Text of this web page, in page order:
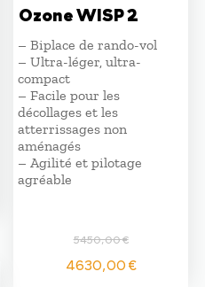
€.
Ozone WISP 2
– Biplace de rando-vol
– Ultra-léger, ultra-
compact
– Facile pour les
décollages et les
atterrissages non
aménagés
– Agilité et pilotage
agréable
5450,00€
Le
4630,00€Le